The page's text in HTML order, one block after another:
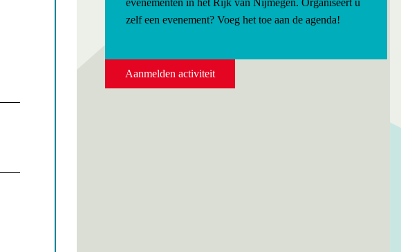
evenementen in het Rijk van Nijmegen. Organiseert u
zelf een evenement? Voeg het toe aan de agenda!
Aanmelden activiteit